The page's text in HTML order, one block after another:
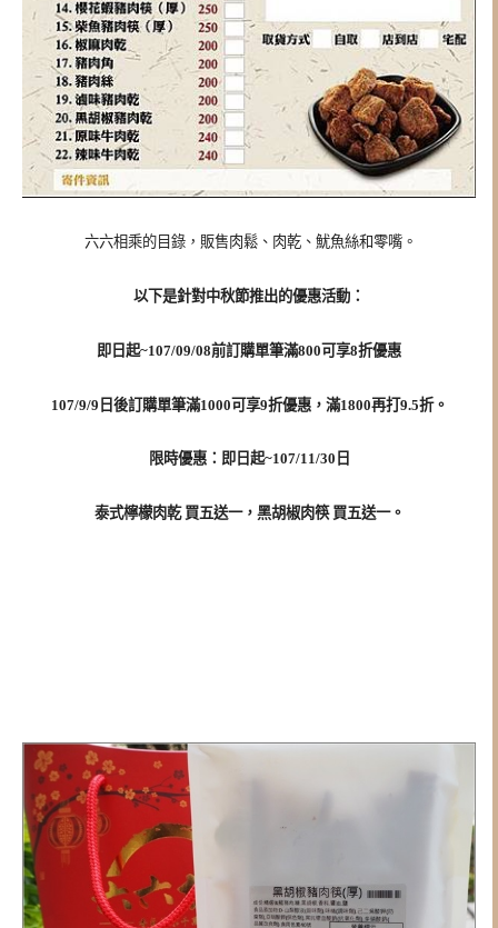
六六相乘的目錄，販售肉鬆、肉乾、魷魚絲和零嘴。
以下是針對中秋節推出的優惠活動：
即日起~107/09/08前訂購單筆滿800可享8折優惠
107/9/9日後訂購單筆滿1000可享9折優惠，滿1800再打9.5折。
限時優惠：即日起~107/11/30日
泰式檸檬肉乾 買五送一，黑胡椒肉筷 買五送一。